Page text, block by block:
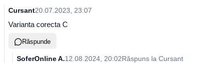
Cursant20.07.2023, 23:07
Varianta corecta C
Răspunde
SoferOnline A.12.08.2024, 20:02Răspuns la Cursant